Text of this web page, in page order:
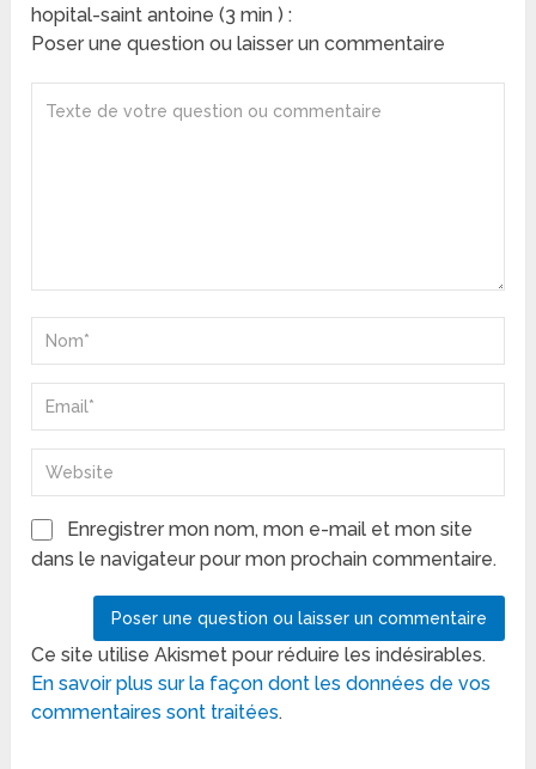
hopital-saint antoine (3 min ) :
Poser une question ou laisser un commentaire
Enregistrer mon nom, mon e-mail et mon site
dans le navigateur pour mon prochain commentaire.
Ce site utilise Akismet pour réduire les indésirables.
En savoir plus sur la façon dont les données de vos
commentaires sont traitées.